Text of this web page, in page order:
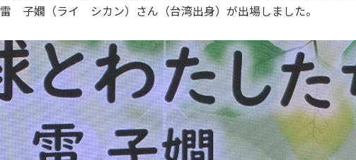
アドミッション・ポリシー（2027年度以降入学生）
アドミッション・ポリシー（2024～2026年度入学生）
カリキュラム・ポリシー（2024年度以降入学生）
カリキュラム・ポリシー（2023年度入学生）
カリキュラム・ポリシー（2020～2022年度入学生）
大学機関別認証評価
東広島キャンパス
呉キャンパス
基盤教育センターでの教育活動・概要
子嫺（ライ シカン）さん（台湾出身）が出場しました。